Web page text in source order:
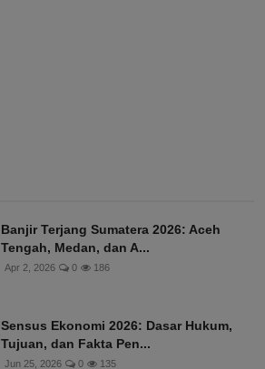
Banjir Terjang Sumatera 2026: Aceh
Tengah, Medan, dan A...
Apr 2, 2026 0 186
Sensus Ekonomi 2026: Dasar Hukum,
Tujuan, dan Fakta Pen...
Jun 25, 2026 0 135